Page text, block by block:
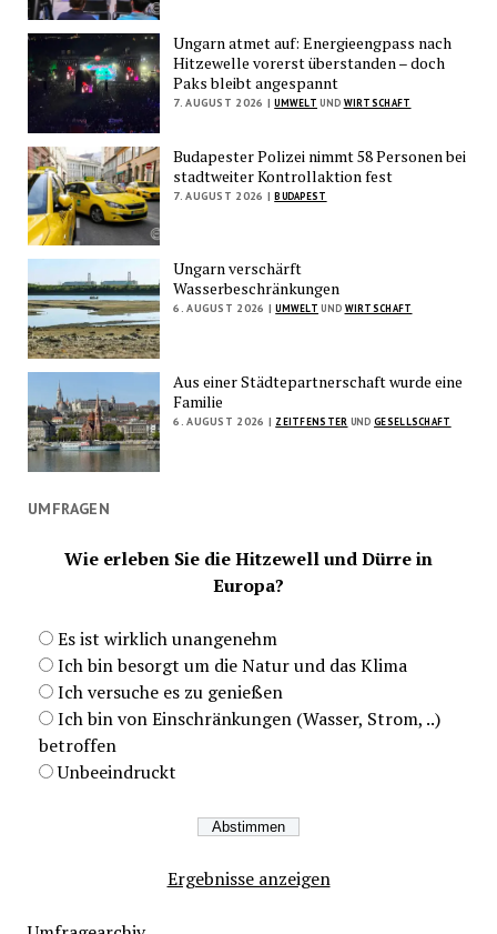
Ungarn atmet auf: Energieengpass nach
Hitzewelle vorerst überstanden – doch
Paks bleibt angespannt
7. AUGUST 2026 | UMWELT UND WIRTSCHAFT
Budapester Polizei nimmt 58 Personen bei
stadtweiter Kontrollaktion fest
7. AUGUST 2026 | BUDAPEST
Ungarn verschärft
Wasserbeschränkungen
6. AUGUST 2026 | UMWELT UND WIRTSCHAFT
Aus einer Städtepartnerschaft wurde eine
Familie
6. AUGUST 2026 | ZEITFENSTER UNDGESELLSCHAFT
UMFRAGEN
Wie erleben Sie die Hitzewell und Dürre in
Europa?
Es ist wirklich unangenehm
Ich bin besorgt um die Natur und das Klima
Ich versuche es zu genießen
Ich bin von Einschränkungen (Wasser, Strom, ..)
betroffen
Unbeeindruckt
Ergebnisse anzeigen